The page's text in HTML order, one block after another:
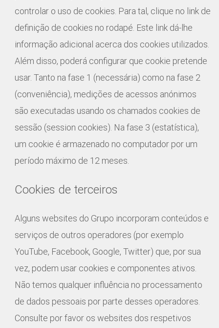
controlar o uso de cookies. Para tal, clique no link de
definição de cookies no rodapé. Este link dá-lhe
informação adicional acerca dos cookies utilizados.
Além disso, poderá configurar que cookie pretende
usar. Tanto na fase 1 (necessária) como na fase 2
(conveniência), medições de acessos anónimos
são executadas usando os chamados cookies de
sessão (session cookies). Na fase 3 (estatística),
um cookie é armazenado no computador por um
período máximo de 12 meses.
Cookies de terceiros
Alguns websites do Grupo incorporam conteúdos e
serviços de outros operadores (por exemplo
YouTube, Facebook, Google, Twitter) que, por sua
vez, podem usar cookies e componentes ativos.
Não temos qualquer influência no processamento
de dados pessoais por parte desses operadores.
Consulte por favor os websites dos respetivos